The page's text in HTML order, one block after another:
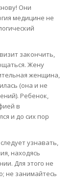
Они
медицине не
закончить,
Жену
женщина,
(она и не
Ребенок,
в
и до сих пор
узнавать,
находясь
Для этого не
не занимайтесь